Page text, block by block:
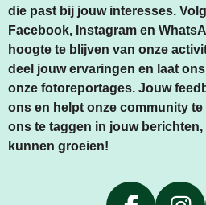
die past bij jouw interesses.
Facebook, Instagram en
hoogte te blijven van onze
deel jouw ervaringen en laat
onze fotoreportages. Jouw
ons en helpt onze community
ons te taggen in jouw berichten,
kunnen groeien!